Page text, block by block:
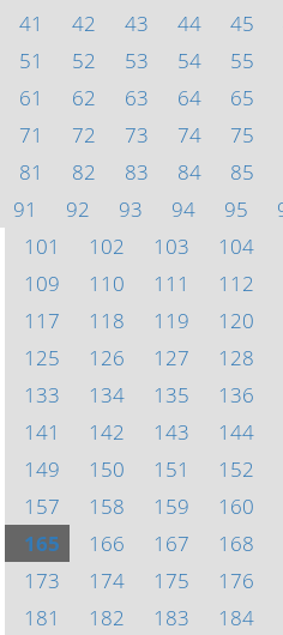
41
42 43 44 45
51
52 53 54 55
61
62 63 64 65
71
72 73 74 75
81
82 83 84 85
91
92 93 94 95
101
102 103 104
109
110 111 112
117
118 119 120
125
126 127 128
133
134 135 136
141
142 143 144
149
150 151 152
157
158 159 160
165
166 167 168
173
174 175 176
181
182 183 184